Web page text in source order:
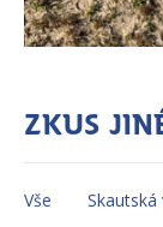
Zkus
Vše